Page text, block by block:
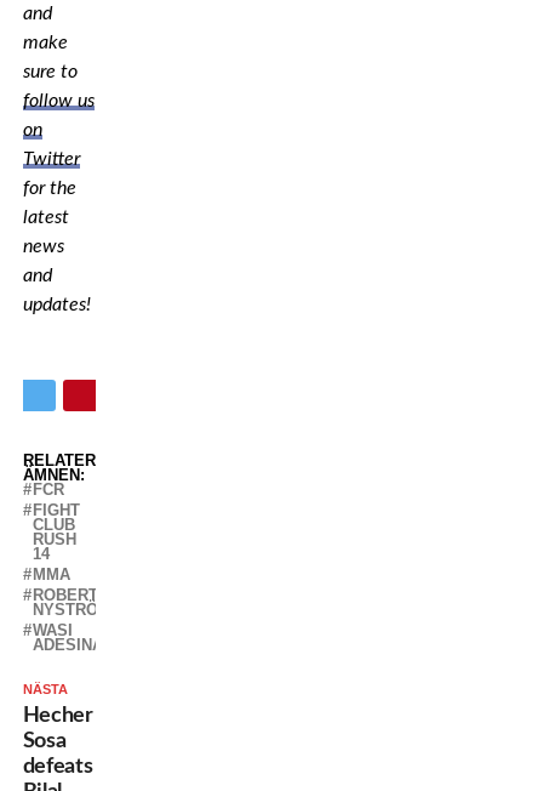
and
make
sure to
follow us
on
Twitter
for the
latest
news
and
updates!
RELATERADE
ÄMNEN:
FCR
FIGHT
CLUB
RUSH
14
MMA
ROBERT
NYSTRÖM
WASI
ADESINA
NÄSTA
Hecher
Sosa
defeats